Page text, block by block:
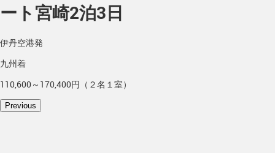
ート宮崎2泊3日
伊丹空港発
九州着
110,600～170,400円（２名１室）
Previous